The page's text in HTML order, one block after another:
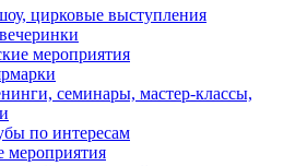
цирковые выступления
мероприятия
семинары, мастер-классы,
по интересам
мероприятия